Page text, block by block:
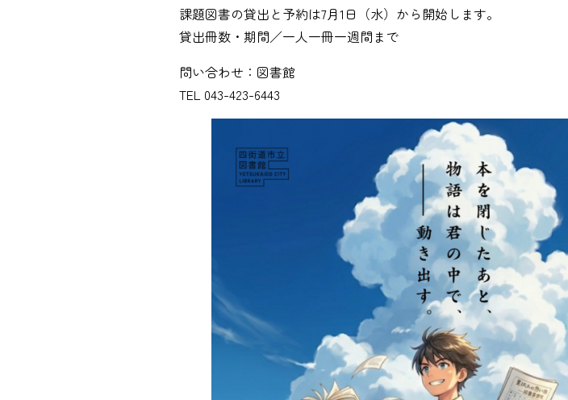
課題図書の貸出と予約は7月1日（水）から開始します。
貸出冊数・期間／一人一冊一週間まで
問い合わせ：図書館
TEL 043-423-6443